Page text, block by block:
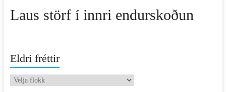
Laus störf í innri endurskoðun
Eldri fréttir
Eldri